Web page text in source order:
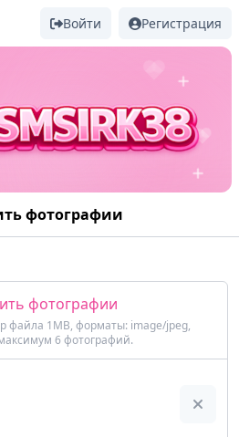
Войти Регистрация
фотографии
фотографии
файла 1MB, форматы: image/jpeg,
6 фотографий.